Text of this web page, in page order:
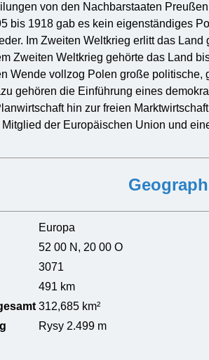
von den Nachbarstaaten
bis 1918 gab es kein eigenständiges
Im Zweiten Weltkrieg erlitt das
Zweiten Weltkrieg gehörte das Land
Wende vollzog Polen große
gehören die Einführung eines
hin zur freien
der Europäischen Union und
Europa
52 00 N, 20 00 O
3071
491 km
312,685 km²
Rysy 2.499 m